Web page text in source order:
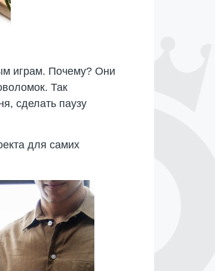
играм. Почему? Они
Так
сделать паузу
для самих